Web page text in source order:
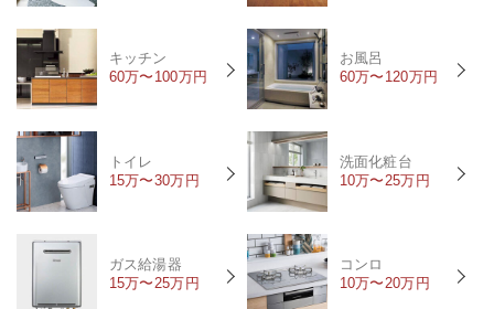
キッチン
60万〜100万円
お風呂
60万〜120万円
トイレ
15万〜30万円
洗面化粧台
10万〜25万円
ガス給湯器
15万〜25万円
コンロ
10万〜20万円